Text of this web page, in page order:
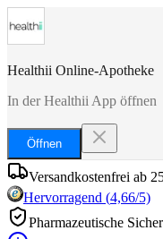
Healthii Online-Apotheke
In der Healthii App öffnen
Öffnen
Versandkostenfrei ab
Hervorragend (4,66/5)
Pharmazeutische